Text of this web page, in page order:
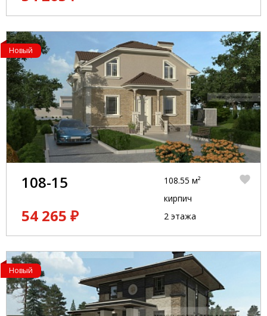
Новый
108-15
54 265 ₽
108.55 м²
кирпич
2 этажа
Новый